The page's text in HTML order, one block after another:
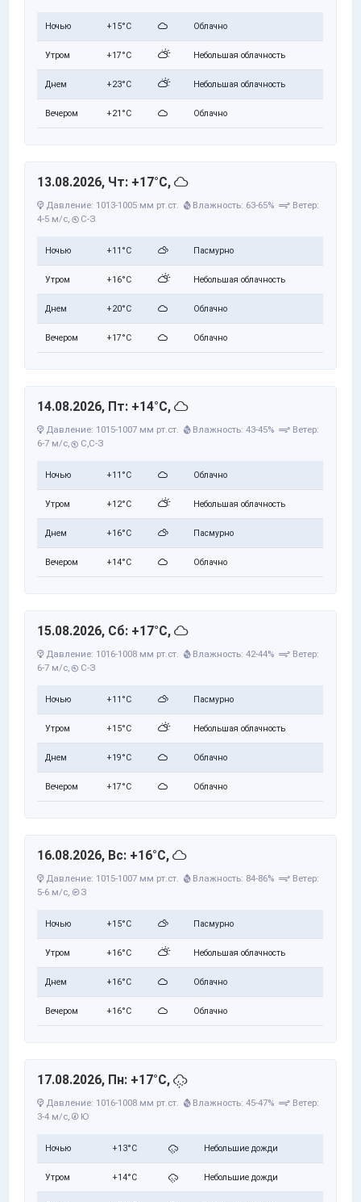
Ночью +15°C Облачно
Утром +17°C Небольшая облачность
Днем +23°C Небольшая облачность
Вечером +21°C Облачно
13.08.2026, Чт: +17°C,
Давление: 1013-1005 мм рт.ст. Влажность: 63-65%
Ветер:
4-5 м/с, С-З
Ночью +11°C Пасмурно
Утром +16°C Небольшая облачность
Днем +20°C Облачно
Вечером +17°C Облачно
14.08.2026, Пт: +14°C,
Давление: 1015-1007 мм рт.ст. Влажность: 43-45%
Ветер:
6-7 м/с,
С,С-З
Ночью +11°C Облачно
Утром +12°C Небольшая облачность
Днем +16°C Пасмурно
Вечером +14°C Облачно
15.08.2026, Сб: +17°C,
Давление: 1016-1008 мм рт.ст. Влажность: 42-44%
Ветер:
6-7 м/с,
С-З
Ночью +11°C Пасмурно
Утром +15°C Небольшая облачность
Днем +19°C Облачно
Вечером +17°C Облачно
16.08.2026, Вс: +16°C,
Давление: 1015-1007 мм рт.ст. Влажность: 84-86%
Ветер:
5-6 м/с,
З
Ночью +15°C Пасмурно
Утром +16°C Небольшая облачность
Днем +16°C Облачно
Вечером +16°C Облачно
17.08.2026, Пн: +17°C,
Давление: 1016-1008 мм рт.ст. Влажность: 45-47%
Ветер:
3-4 м/с, Ю
Ночью +13°C Небольшие дожди
Утром +14°C Небольшие дожди